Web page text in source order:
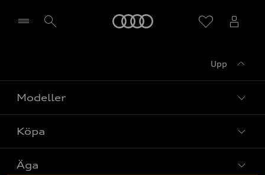
Upp
Modeller
Alla modeller
Elbilar
Köpa
Privaterbjudanden
Äga